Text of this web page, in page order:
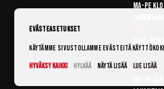
Ma-pe
Vantaa
Evästeasetukset
Käytämme sivustollamme evästeitä
Hyväksy kaikki
Hylkää Näytä lisää Lue lisää